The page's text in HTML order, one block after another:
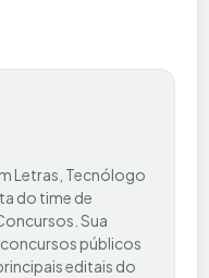
Letras, Tecnólogo
do time de
Sua
públicos
editais do